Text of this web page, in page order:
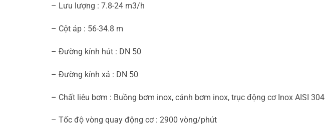
– Lưu lượng : 7.8-24 m3/h
– Cột áp : 56-34.8 m
– Đường kính hút : DN 50
– Đường kính xả : DN 50
– Chất liêu bơm : Buồng bơm inox, cánh bơm inox, trục động cơ Inox AISI 304
– Tốc độ vòng quay động cơ : 2900 vòng/phút